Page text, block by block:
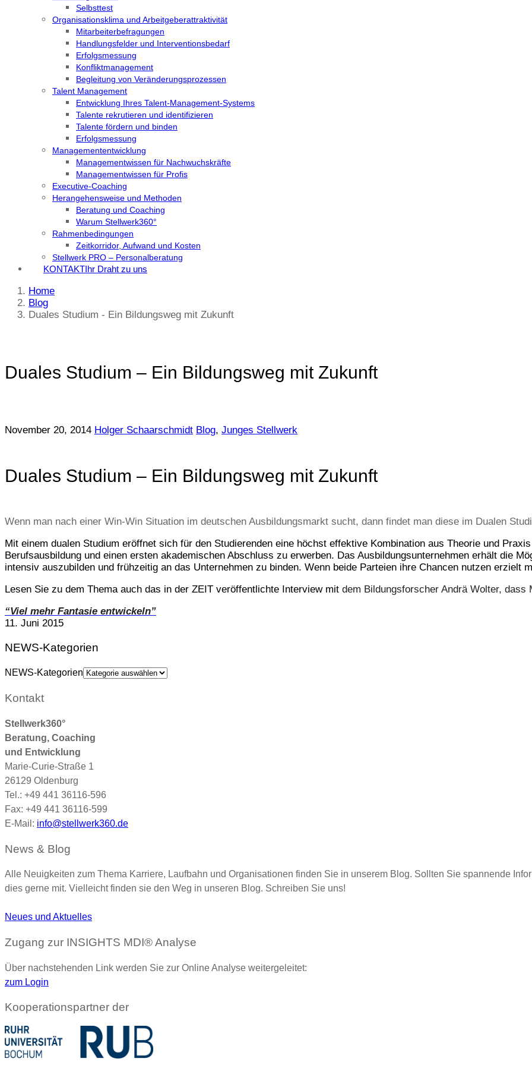
Selbsttest
Organisationsklima und Arbeitgeberattraktivität
Mitarbeiterbefragungen
Handlungsfelder und Interventionsbedarf
Erfolgsmessung
Konfliktmanagement
Begleitung von Veränderungsprozessen
Talent Management
Entwicklung Ihres Talent-Management-Systems
Talente rekrutieren und identifizieren
Talente fördern und binden
Erfolgsmessung
Managemententwicklung
Managementwissen für Nachwuchskräfte
Managementwissen für Profis
Executive-Coaching
Herangehensweise und Methoden
Beratung und Coaching
Warum Stellwerk360°
Rahmenbedingungen
Zeitkorridor, Aufwand und Kosten
Stellwerk PRO – Personalberatung
KONTAKTIhr Draht zu uns
Home
Blog
Duales Studium - Ein Bildungsweg mit Zukunft
Duales Studium – Ein Bildungsweg mit Zukunft
November 20, 2014 Holger Schaarschmidt Blog, Junges Stellwerk
Duales Studium – Ein Bildungsweg mit Zukunft
Wenn man nach einer Win-Win Situation im deutschen Ausbildungsmarkt sucht, dann findet man diese im Dualen
Mit einem dualen Studium eröffnet sich für den Studierenden eine höchst effektive Kombination aus Theorie und
Berufsausbildung und einen ersten akademischen Abschluss zu erwerben. Das Ausbildungsunternehmen erhält die
intensiv auszubilden und frühzeitig an das Unternehmen zu binden. Wenn beide Parteien ihre Chancen nutzen erzielt
Lesen Sie zu dem Thema auch das in der ZEIT veröffentlichte Interview mit dem Bildungsforscher Andrä Wolter, dass
“Viel mehr Fantasie entwickeln”
11. Juni 2015
NEWS-Kategorien
NEWS-Kategorien
Kontakt
Stellwerk360°
Beratung, Coaching
und Entwicklung
Marie-Curie-Straße 1
26129 Oldenburg
Tel.: +49 441 36116-596
Fax: +49 441 36116-599
E-Mail: info@stellwerk360.de
News & Blog
Alle Neuigkeiten zum Thema Karriere, Laufbahn und Organisationen finden Sie in unserem Blog. Sollten Sie spannende
dies gerne mit. Vielleicht finden sie den Weg in unseren Blog. Schreiben Sie uns!
Neues und Aktuelles
Zugang zur INSIGHTS MDI® Analyse
Über nachstehenden Link werden Sie zur Online Analyse weitergeleitet:
zum Login
Kooperationspartner der